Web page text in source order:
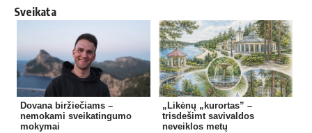
Sveikata
Dovana biržiečiams –
nemokami sveikatingumo
mokymai
„Likėnų „kurortas” –
trisdešimt savivaldos
neveiklos metų